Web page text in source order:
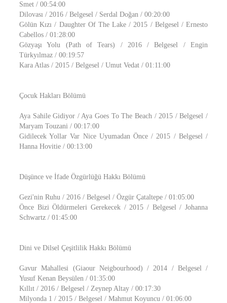
Smet / 00:54:00
Dilovası / 2016 / Belgesel / Serdal Doğan / 00:20:00
Gölün Kızı / Daughter Of The Lake / 2015 / Belgesel / Ernesto
Cabellos / 01:28:00
Gözyaşı Yolu (Path of Tears) / 2016 / Belgesel / Engin
Türkyılmaz / 00:19:57
Kara Atlas / 2015 / Belgesel / Umut Vedat / 01:11:00
Çocuk Hakları Bölümü
Aya Sahile Gidiyor / Aya Goes To The Beach / 2015 / Belgesel /
Maryam Touzani / 00:17:00
Gidilecek Yollar Var Nice Uyumadan Önce / 2015 / Belgesel /
Hanna Hovitie / 00:13:00
Düşünce ve İfade Özgürlüğü Hakkı Bölümü
Gezi'nin Ruhu / 2016 / Belgesel / Özgür Çataltepe / 01:05:00
Önce Bizi Öldürmeleri Gerekecek / 2015 / Belgesel / Johanna
Schwartz / 01:45:00
Dini ve Dilsel Çeşitlilik Hakkı Bölümü
Gavur Mahallesi (Giaour Neigbourhood) / 2014 / Belgesel /
Yusuf Kenan Beysülen / 01:35:00
Kıllıt / 2016 / Belgesel / Zeynep Altay / 00:17:30
Milyonda 1 / 2015 / Belgesel / Mahmut Koyuncu / 01:06:00